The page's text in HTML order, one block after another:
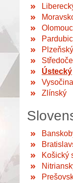
Plzeňský
Ústecký
Vysočina
Zlínský
Košický